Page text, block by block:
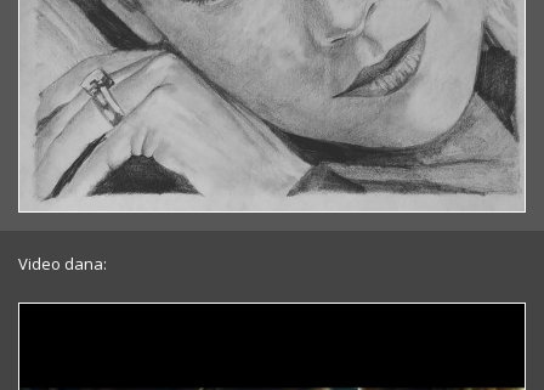
Video dana: